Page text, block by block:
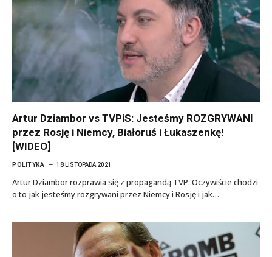
Artur Dziambor vs TVPiS: Jesteśmy ROZGRYWANI
przez Rosję i Niemcy, Białoruś i Łukaszenkę!
[WIDEO]
POLITYKA 18 LISTOPADA 2021
Artur Dziambor rozprawia się z propagandą TVP. Oczywiście chodzi
o to jak jesteśmy rozgrywani przez Niemcy i Rosję i jak…